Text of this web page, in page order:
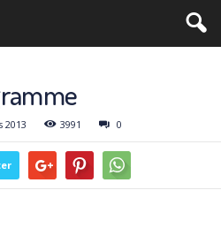
2013 3991 0